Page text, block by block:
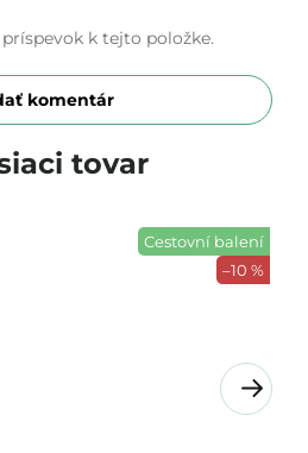
k tejto položke.
komentár
tovar
Cestovní balení
–10 %